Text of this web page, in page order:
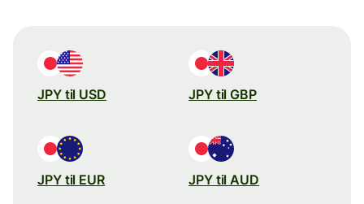
JPY til USD JPY til GBP
JPY til EUR JPY til AUD